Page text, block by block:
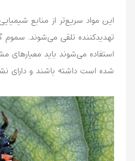
این مواد سریع‌تر از منابع
تهدیدکننده تلقی می‌شوند. سموم
شده است داشته باشند و دارای